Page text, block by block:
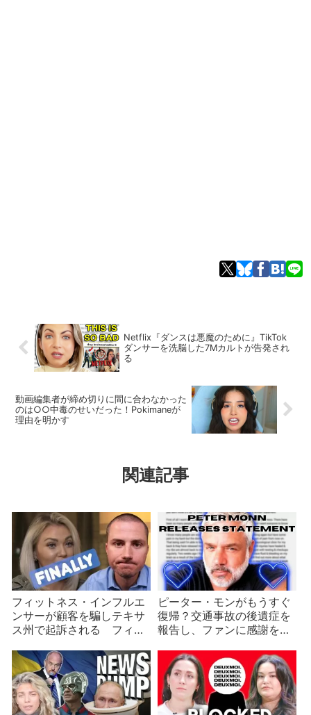
Netflix『ダンスは悪魔のために』TikTok
ダンサーを洗脳した7Mカルトが告発され
る
動画編集者が締め切りに間に合わなかった
のは○○中毒のせいだった！Pokimaneが
理由を明かす
関連記事
フィットネス・インフルエ
ンサーが顧客を騙しテキサ
ス州で起訴される フィッ
始末
ピーター・モンがもうすぐ
復帰？交通事故の後遺症を
報告し、ファンに感謝を述